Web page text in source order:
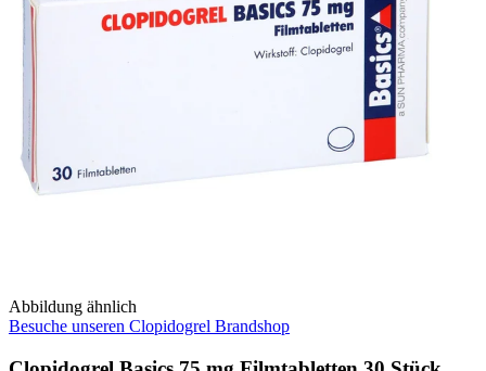
Abbildung ähnlich
Besuche unseren Clopidogrel Brandshop